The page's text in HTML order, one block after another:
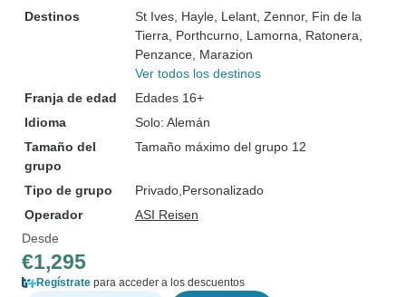
Destinos
St Ives , Hayle , Lelant , Zennor, Fin de la
Tierra , Porthcurno , Lamorna , Ratonera
Penzance , Marazion
Ver todos los destinos
Franja de edad
Edades 16+
Idioma
Solo: Alemán
Tamaño del
grupo
Tamaño máximo del grupo 12
Tipo de grupo Privado Personalizado
Operador
ASI Reisen
Desde
€1,295
Regístrate para acceder a los descuentos